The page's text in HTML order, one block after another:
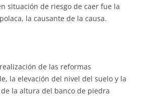
situación de riesgo de caer fue la
la causante de la causa.
de las reformas
la elevación del nivel del suelo y la
la altura del banco de piedra